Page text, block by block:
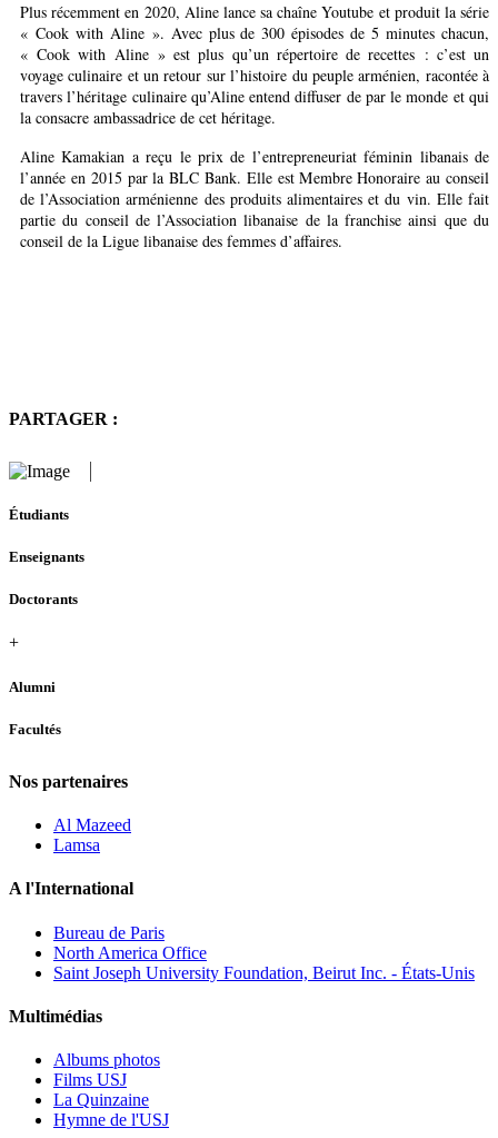
Plus récemment en 2020, Aline lance sa chaîne Youtube et produit la série
« Cook with Aline ». Avec plus de 300 épisodes de 5 minutes chacun,
« Cook with Aline » est plus qu’un répertoire de recettes : c’est un
voyage culinaire et un retour sur l’histoire du peuple arménien, racontée à
travers l’héritage culinaire qu’Aline entend diffuser de par le monde et qui
la consacre ambassadrice de cet héritage.
Aline Kamakian a reçu le prix de l’entrepreneuriat féminin libanais de
l’année en 2015 par la BLC Bank. Elle est Membre Honoraire au conseil
de l’Association arménienne des produits alimentaires et du vin. Elle fait
partie du conseil de l’Association libanaise de la franchise ainsi que du
conseil de la Ligue libanaise des femmes d’affaires.
PARTAGER :
Étudiants
Enseignants
Doctorants
+
Alumni
Facultés
Nos partenaires
Al Mazeed
Lamsa
A l'International
Bureau de Paris
North America Office
Saint Joseph University Foundation, Beirut Inc. - États-Unis
Multimédias
Albums photos
Films USJ
La Quinzaine
Hymne de l'USJ